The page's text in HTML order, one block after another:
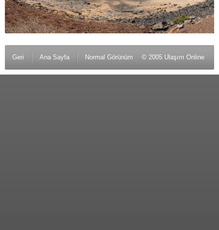
Geri Ana Sayfa Normal Görünüm © 2005 Ulaşım Online